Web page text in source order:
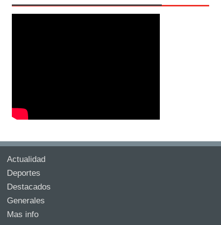
Actualidad
Deportes
Destacados
Generales
Mas info